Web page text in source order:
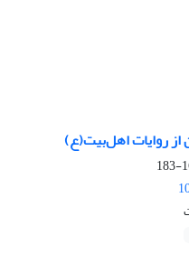
روایات اهل‌بیت(ع)